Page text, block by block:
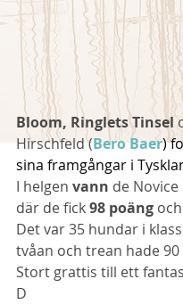
Bloom, Ringlets Tinsel
Hirschfeld (Bero Baer)
sina framgångar i
I helgen vann de
där de fick 98 poäng och
Det var 35 hundar i
tvåan och trean hade 90
Stort grattis till ett
D